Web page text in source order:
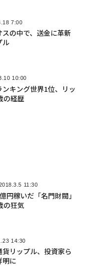
7:00
の中で、送金に革新
ル
10:00
キング世界1位、リッ
の経歴
11:30
円稼いだ「名門財閥」
の狂気
14:30
リップル、投資家ら
明に